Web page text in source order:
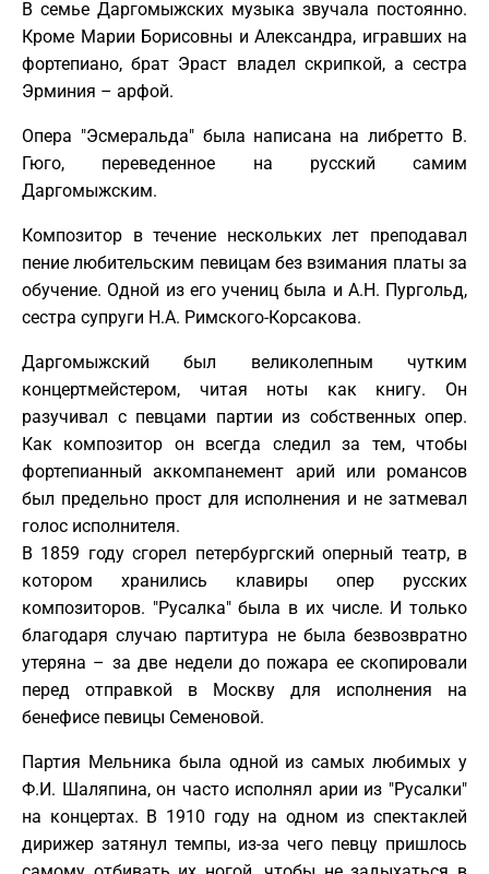
В семье Даргомыжских музыка звучала постоянно.
Кроме Марии Борисовны и Александра, игравших на
фортепиано, брат Эраст владел скрипкой, а сестра
Эрминия – арфой.
Опера "Эсмеральда" была написана на либретто В.
Гюго, переведенное на русский самим
Даргомыжским.
Композитор в течение нескольких лет преподавал
пение любительским певицам без взимания платы за
обучение. Одной из его учениц была и А.Н. Пургольд,
сестра супруги Н.А. Римского-Корсакова.
Даргомыжский был великолепным чутким
концертмейстером, читая ноты как книгу. Он
разучивал с певцами партии из собственных опер.
Как композитор он всегда следил за тем, чтобы
фортепианный аккомпанемент арий или романсов
был предельно прост для исполнения и не затмевал
голос исполнителя.
В 1859 году сгорел петербургский оперный театр, в
котором хранились клавиры опер русских
композиторов. "Русалка" была в их числе. И только
благодаря случаю партитура не была безвозвратно
утеряна – за две недели до пожара ее скопировали
перед отправкой в Москву для исполнения на
бенефисе певицы Семеновой.
Партия Мельника была одной из самых любимых у
Ф.И. Шаляпина, он часто исполнял арии из "Русалки"
на концертах. В 1910 году на одном из спектаклей
дирижер затянул темпы, из-за чего певцу пришлось